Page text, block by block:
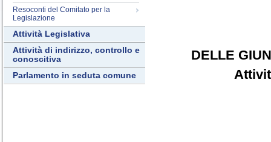
Resoconti del Comitato per la
Legislazione
Attività Legislativa
Attività di indirizzo, controllo e
conoscitiva
Parlamento in seduta comune
DELLE